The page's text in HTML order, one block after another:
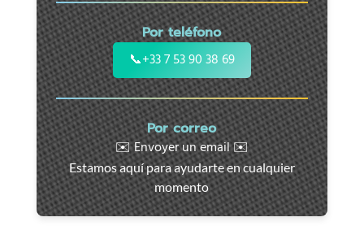
coches,
motos
y
vehículos
utilitarios.
Intervención
rápida
en
toda
la
región
Por teléfono
📞+33 7 53 90 38 69
Por correo
✉️ Envoyer un email ✉️
Estamos aquí para ayudarte en cualquier
momento